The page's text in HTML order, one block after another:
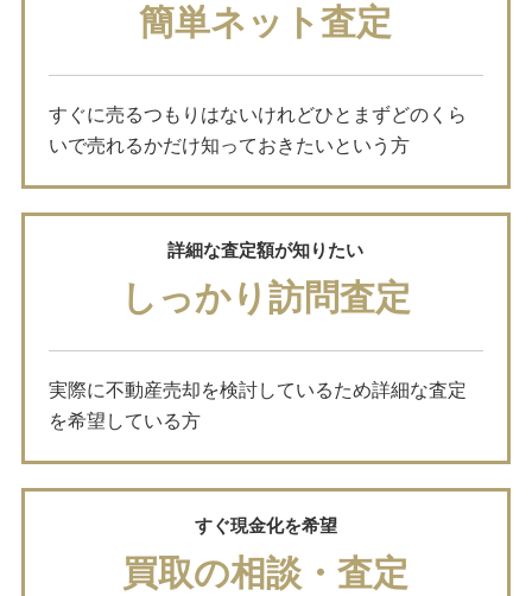
簡単ネット査定
すぐに売るつもりはないけれどひとまずどのくら
いで売れるかだけ知っておきたいという方
詳細な査定額が知りたい
しっかり訪問査定
実際に不動産売却を検討しているため詳細な査定
を希望している方
すぐ現金化を希望
買取の相談・査定